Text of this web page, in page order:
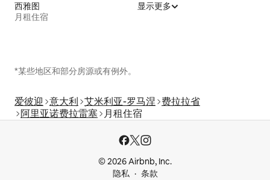
西雅图
月租住宿
显示更多
*某些地区和部分房源或有例外。
爱彼迎 意大利 艾米利亚-罗马涅 费拉拉省
阿里亚诺费拉雷塞 月租住宿
© 2026 Airbnb, Inc.
隐私
条款